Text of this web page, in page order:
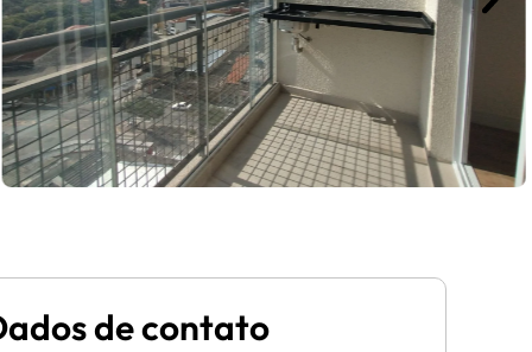
de contato